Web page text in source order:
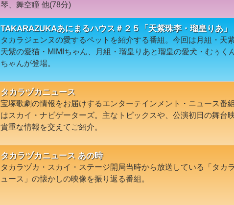
琴、舞空瞳 他(78分)
TAKARAZUKAあにまるハウス＃２５「天紫珠李・瑠皇りあ」
タカラジェンヌの愛するペットを紹介する番組。今回は月組・天
天紫の愛猫・MIMIちゃん、月組・瑠皇りあと瑠皇の愛犬・むぅく
ちゃんが登場。
タカラヅカニュース
宝塚歌劇の情報をお届けするエンターテインメント・ニュース番
はスカイ・ナビゲーターズ。主なトピックスや、公演初日の舞台
貴重な情報を交えてご紹介。
タカラヅカニュース あの時
タカラヅカ・スカイ・ステージ開局当時から放送している「タカ
ュース」の懐かしの映像を振り返る番組。